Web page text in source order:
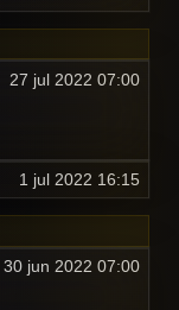
27 jul 2022 07:00
1 jul 2022 16:15
30 jun 2022 07:00